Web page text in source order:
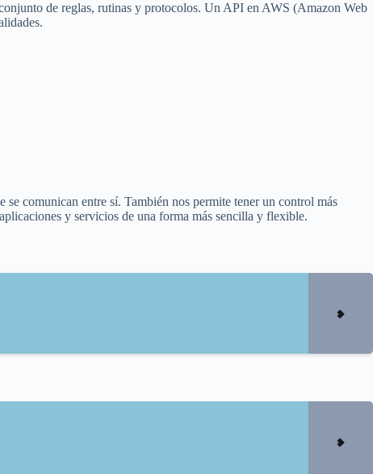
de reglas, rutinas y protocolos. Un API en AWS (Amazon Web
comunican entre sí. También nos permite tener un control más
y servicios de una forma más sencilla y flexible.